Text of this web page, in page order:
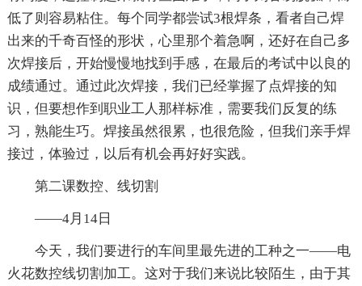
低了则容易粘住。每个同学都尝试3根焊条，看者自己焊
出来的千奇百怪的形状，心里那个着急啊，还好在自己多
次焊接后，开始慢慢地找到手感，在最后的考试中以良的
成绩通过。通过此次焊接，我们已经掌握了点焊接的知
识，但要想作到职业工人那样标准，需要我们反复的练
习，熟能生巧。焊接虽然很累，也很危险，但我们亲手焊
接过，体验过，以后有机会再好好实践。
第二课数控、线切割
——4月14日
今天，我们要进行的车间里最先进的工种之一——电
火花数控线切割加工。这对于我们来说比较陌生，由于其